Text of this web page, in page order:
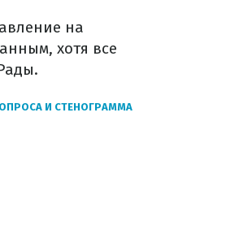
на
хотя все
И СТЕНОГРАММА